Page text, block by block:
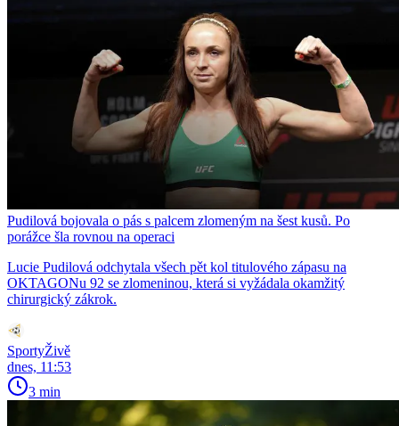
Pudilová bojovala o pás s palcem zlomeným na šest kusů. Po
porážce šla rovnou na operaci
Lucie Pudilová odchytala všech pět kol titulového zápasu na
OKTAGONu 92 se zlomeninou, která si vyžádala okamžitý
chirurgický zákrok.
SportyŽivě
dnes, 11:53
3 min